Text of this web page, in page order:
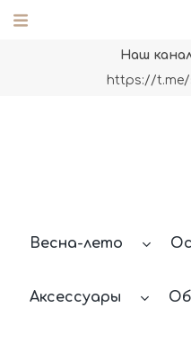
Наш
https://t.me/
Весна-лето
Аксессуары